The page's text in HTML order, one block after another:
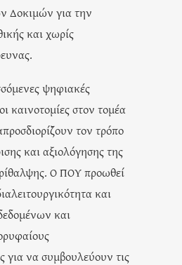
Δοκιμών για την
και χωρίς
ψηφιακές
καινοτομίες στον τομέα
τον τρόπο
και αξιολόγησης της
Ο ΠΟΥ προωθεί
και
και
για να συμβουλεύουν τις